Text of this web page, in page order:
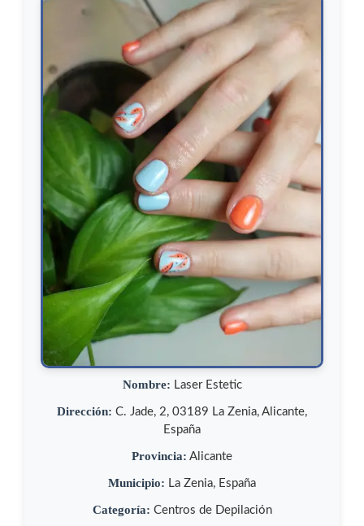
Nombre: Laser Estetic
Dirección: C. Jade, 2, 03189 La Zenia, Alicante,
España
Provincia: Alicante
Municipio: La Zenia, España
Categoría: Centros de Depilación